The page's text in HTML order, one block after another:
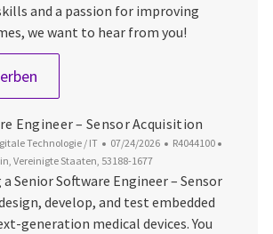
and a passion for improving
we want to hear from you!
Sr. Software Engineer
Engineer – Sensor Acquisition
Technologie / IT Datum der Veröffentlichung
07/24/2026 Job-ID
R4044100
Vereinigte Staaten, 53188-1677
a Senior Software Engineer – Sensor
develop, and test embedded
generation medical devices. You